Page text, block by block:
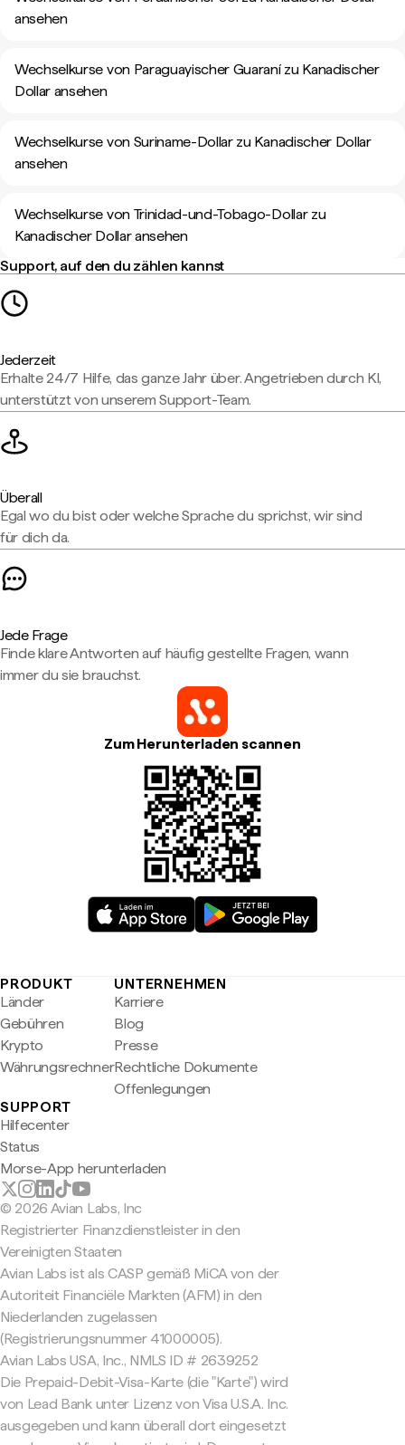
ansehen
Wechselkurse von Paraguayischer Guaraní zu Kanadischer
Dollar ansehen
Wechselkurse von Suriname-Dollar zu Kanadischer Dollar
ansehen
Wechselkurse von Trinidad-und-Tobago-Dollar zu
Kanadischer Dollar ansehen
Support, auf den du zählen kannst
Jederzeit
Erhalte 24/7 Hilfe, das ganze Jahr über. Angetrieben durch KI,
unterstützt von unserem Support-Team.
Überall
Egal wo du bist oder welche Sprache du sprichst, wir sind
für dich da.
Jede Frage
Finde klare Antworten auf häufig gestellte Fragen, wann
immer du sie brauchst.
Zum Herunterladen scannen
PRODUKT
Länder
Gebühren
Krypto
Währungsrechner
UNTERNEHMEN
Karriere
Blog
Presse
Rechtliche Dokumente
Offenlegungen
SUPPORT
Hilfecenter
Status
Morse-App herunterladen
© 2026 Avian Labs, Inc
Registrierter Finanzdienstleister in den
Vereinigten Staaten
Avian Labs ist als CASP gemäß MiCA von der
Autoriteit Financiële Markten (AFM) in den
Niederlanden zugelassen
(Registrierungsnummer 41000005).
Avian Labs USA, Inc., NMLS ID # 2639252
Die Prepaid-Debit-Visa-Karte (die "Karte") wird
von Lead Bank unter Lizenz von Visa U.S.A. Inc.
ausgegeben und kann überall dort eingesetzt